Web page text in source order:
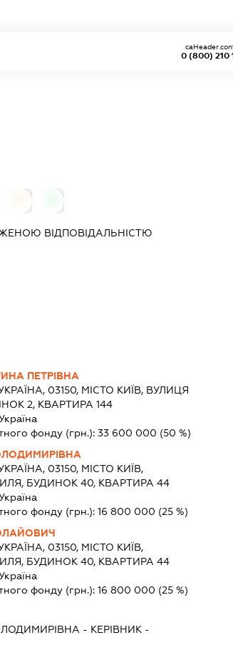
0 (800) 210
ВІДПОВІДАЛЬНІСТЮ
ПЕТРІВНА
03150, МІСТО КИЇВ, ВУЛИЦЯ
2, КВАРТИРА 144
фонду (грн.): 33 600 000 (50 %)
03150, МІСТО КИЇВ,
БУДИНОК 40, КВАРТИРА 44
фонду (грн.): 16 800 000 (25 %)
03150, МІСТО КИЇВ,
БУДИНОК 40, КВАРТИРА 44
фонду (грн.): 16 800 000 (25 %)
- КЕРІВНИК -